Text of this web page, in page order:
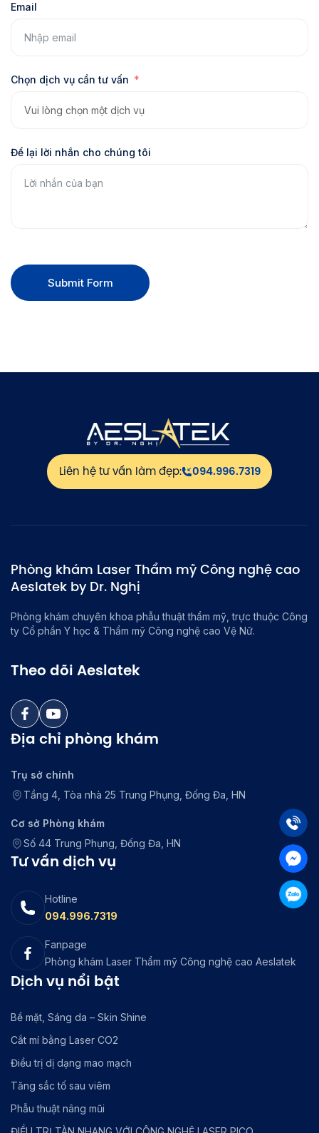
Email
Chọn dịch vụ cần tư vấn
Để lại lời nhắn cho chúng tôi
Submit Form
Liên hệ tư vấn làm đẹp: 094.996.7319
Phòng khám Laser Thẩm mỹ Công nghệ cao
Aeslatek by Dr. Nghị
Phòng khám chuyên khoa phẫu thuật thẩm mỹ, trực thuộc Công
ty Cổ phần Y học & Thẩm mỹ Công nghệ cao Vệ Nữ.
Theo dõi Aeslatek
Địa chỉ phòng khám
Trụ sở chính
Tầng 4, Tòa nhà 25 Trung Phụng, Đống Đa, HN
Cơ sở Phòng khám
Số 44 Trung Phụng, Đống Đa, HN
Tư vấn dịch vụ
Hotline
094.996.7319
Fanpage
Phòng khám Laser Thẩm mỹ Công nghệ cao Aeslatek
Dịch vụ nổi bật
Bề mặt, Sáng da – Skin Shine
Cắt mí bằng Laser CO2
Điều trị dị dạng mao mạch
Tăng sắc tố sau viêm
Phẫu thuật nâng mũi